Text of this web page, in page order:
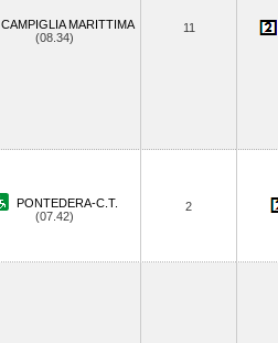
CAMPIGLIA MARITTIMA
(08.34)
11
PONTEDERA-C.T.
(07.42)
2